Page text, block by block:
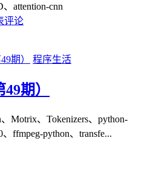
attention-cnn
评论
程序生活
期）
Motrix、Tokenizers、python-
ffmpeg-python、transfe...